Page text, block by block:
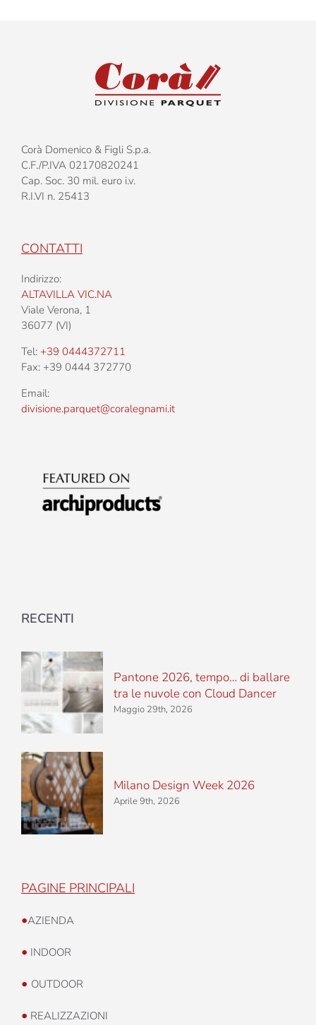
Corà Domenico & Figli S.p.a.
C.F./P.IVA 02170820241
Cap. Soc. 30 mil. euro i.v.
R.I.VI n. 25413
CONTATTI
Indirizzo:
ALTAVILLA VIC.NA
Viale Verona, 1
36077 (VI)
Tel: +39 0444372711
Fax: +39 0444 372770
Email:
divisione.parquet@coralegnami.it
RECENTI
Pantone 2026, tempo… di ballare
tra le nuvole con Cloud Dancer
Maggio 29th, 2026
Milano Design Week 2026
Aprile 9th, 2026
PAGINE PRINCIPALI
•AZIENDA
• INDOOR
• OUTDOOR
• REALIZZAZIONI